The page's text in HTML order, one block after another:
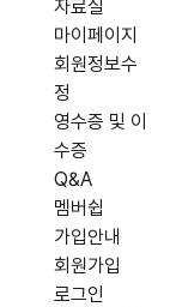
자료실
마이페이지
회원정보수
정
영수증 및 이
수증
Q&A
멤버쉽
가입안내
회원가입
로그인